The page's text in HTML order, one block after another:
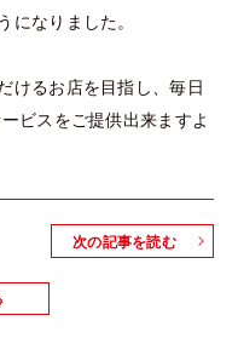
になりました。
けるお店を目指し、毎日
ビスをご提供出来ますよ
次の記事を読む